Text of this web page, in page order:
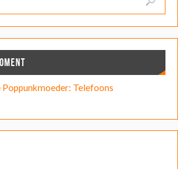
Poppunkmoeder: Telefoons